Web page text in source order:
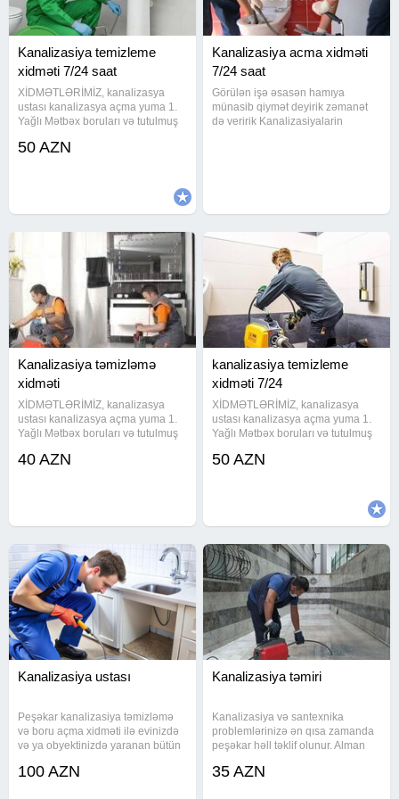
Kanalizasiya temizleme
xidməti 7/24 saat
XİDMƏTLƏRİMİZ, kanalizasya
ustası kanalizasya açma yuma 1.
Yağlı Mətbəx boruları və tutulmuş
avadanlığı vasitəsiylə açılması və
50 AZN
Kanalizasiya acma xidməti
7/24 saat
Görülən işə əsasən hamıya
münasib qiymət deyirik zəmanət
də veririk Kanalizasiyalarin
Kanalizasiya təmizləmə
xidməti
XİDMƏTLƏRİMİZ, kanalizasya
ustası kanalizasya açma yuma 1.
Yağlı Mətbəx boruları və tutulmuş
avadanlığı vasitəsiylə açılması və
40 AZN
kanalizasiya temizleme
xidməti 7/24
XİDMƏTLƏRİMİZ, kanalizasya
ustası kanalizasya açma yuma 1.
Yağlı Mətbəx boruları və tutulmuş
avadanlığı vasitəsiylə açılması və
50 AZN
Kanalizasiya ustası
Peşəkar kanalizasiya təmizləmə
və boru açma xidməti ilə evinizdə
və ya obyektinizdə yaranan bütün
operativ həll təklif olunur. Alman
100 AZN
Kanalizasiya təmiri
Kanalizasiya və santexnika
problemlərinizə ən qısa zamanda
peşəkar həll təklif olunur. Alman
avadanlıqlar vasitəsilə tıxanmış
35 AZN